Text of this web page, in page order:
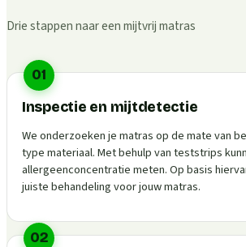
Drie stappen naar een mijtvrij matras
01
Inspectie en mijtdetectie
We onderzoeken je matras op de mate van
type materiaal. Met behulp van teststrips
allergeenconcentratie meten. Op basis
juiste behandeling voor jouw matras.
02